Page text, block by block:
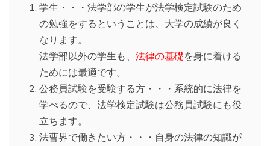
学生・・・法学部の学生が法学検定試験のため
の勉強をするということは、大学の成績が良く
なります。
法学部以外の学生も、 法律の基礎を身に着ける
ためには最適です。
公務員試験を受験する方・・・系統的に法律を
学べるので、法学検定試験は公務員試験にも役
立ちます。
法曹界で働きたい方・・・自身の法律の知識が